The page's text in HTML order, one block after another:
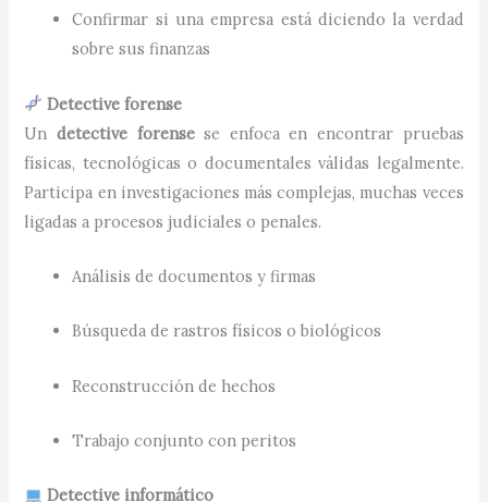
Confirmar si una empresa está diciendo la verdad
sobre sus finanzas
Detective forense
Undetective forensese enfoca en encontrar pruebas
físicas, tecnológicas o documentales válidas legalmente.
Participa en investigaciones más complejas, muchas veces
ligadas a procesos judiciales o penales.
Análisis de documentos y firmas
Búsqueda de rastros físicos o biológicos
Reconstrucción de hechos
Trabajo conjunto con peritos
Detective informático